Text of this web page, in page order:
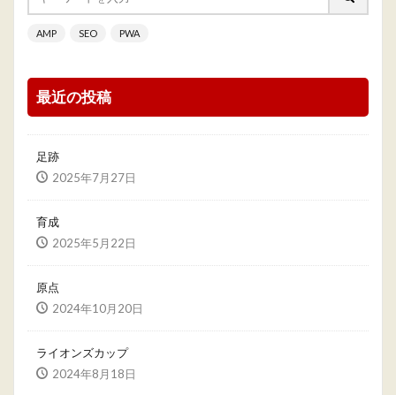
AMP SEO PWA
最近の投稿
足跡
2025年7月27日
育成
2025年5月22日
原点
2024年10月20日
ライオンズカップ
2024年8月18日